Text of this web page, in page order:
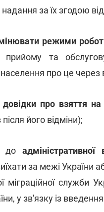
за їх згодою
режими
та
про це через
довідки про взяття
його відміни);
доадміністративної
за межі України
міграційної служби
у зв'язку із